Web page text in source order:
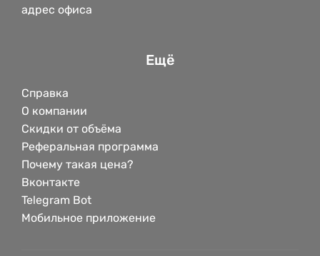
адрес офиса
Ещё
Справка
О компании
Скидки от объёма
Реферальная программа
Почему такая цена?
Вконтакте
Telegram Bot
Мобильное приложение